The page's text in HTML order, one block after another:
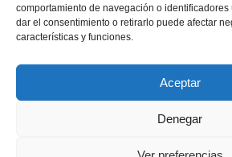
comportamiento de navegación o identificadores
dar el consentimiento o retirarlo puede afectar
características y funciones.
Aceptar
Denegar
He leído y acepto la
Solicite un
Solicite un